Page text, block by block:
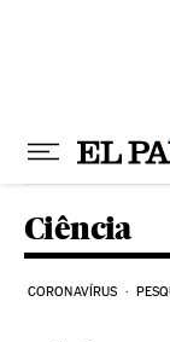
Ciência
CORONAVÍRUS